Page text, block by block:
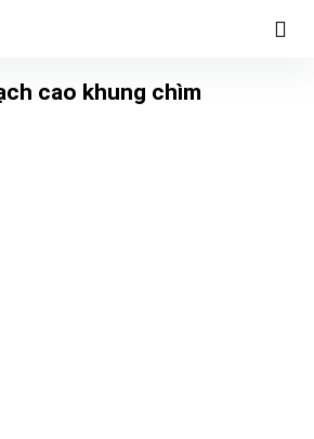
cao khung chìm